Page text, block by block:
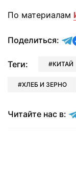
По материалам
Поделиться:
Теги: КИТАЙ
ХЛЕБ И ЗЕРНО
Читайте нас в: